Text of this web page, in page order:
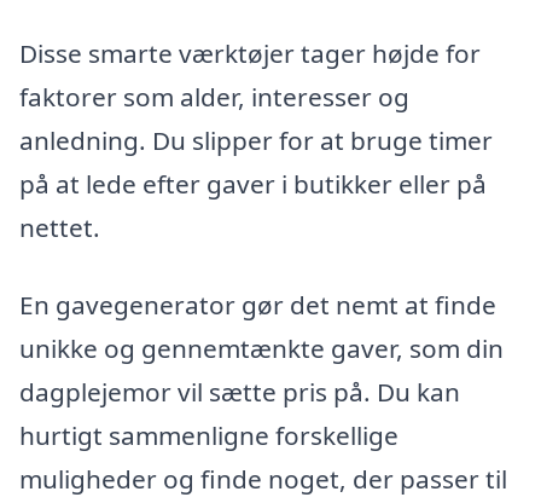
Disse smarte værktøjer tager højde for
faktorer som alder, interesser og
anledning. Du slipper for at bruge timer
på at lede efter gaver i butikker eller på
nettet.
En gavegenerator gør det nemt at finde
unikke og gennemtænkte gaver, som din
dagplejemor vil sætte pris på. Du kan
hurtigt sammenligne forskellige
muligheder og finde noget, der passer til